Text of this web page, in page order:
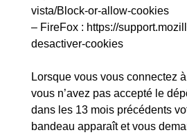
vista/Block-or-allow-cookies
– FireFox : https://
desactiver-cookies
Lorsque vous vous connectez
vous n’avez pas accepté le
dans les 13 mois précédents
bandeau apparaît et vous